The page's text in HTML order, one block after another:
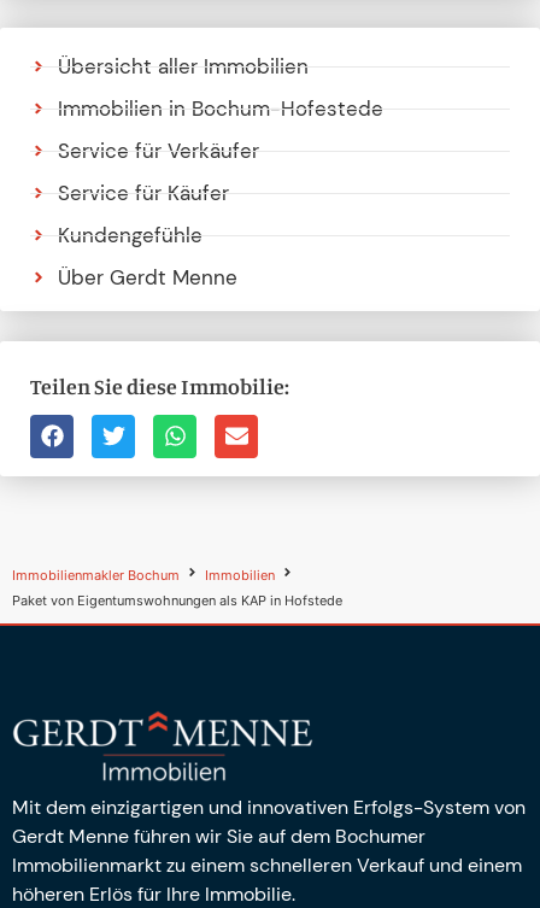
Übersicht aller Immobilien
Immobilien in Bochum-Hofestede
Service für Verkäufer
Service für Käufer
Kundengefühle
Über Gerdt Menne
Teilen Sie diese Immobilie:
Immobilienmakler Bochum
Immobilien
Paket von Eigentumswohnungen als KAP in Hofstede
Mit dem einzigartigen und innovativen Erfolgs-System von
Gerdt Menne führen wir Sie auf dem Bochumer
Immobilienmarkt zu einem schnelleren Verkauf und einem
höheren Erlös für Ihre Immobilie.